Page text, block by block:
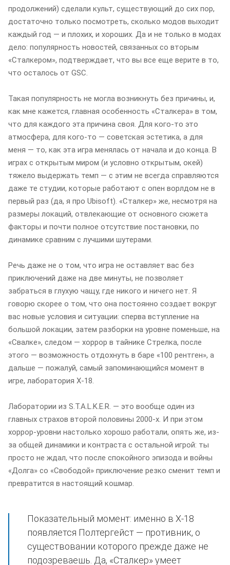
продолжений) сделали культ, существующий до сих пор,
достаточно только посмотреть, сколько модов выходит
каждый год — и плохих, и хороших. Да и не только в модах
дело: популярность новостей, связанных со вторым
«Сталкером», подтверждает, что вы все еще верите в то,
что осталось от GSC.
Такая популярность не могла возникнуть без причины, и,
как мне кажется, главная особенность «Сталкера» в том,
что для каждого эта причина своя. Для кого-то это
атмосфера, для кого-то — советская эстетика, а для
меня — то, как эта игра менялась от начала и до конца. В
играх с открытым миром (и условно открытым, окей)
тяжело выдержать темп — с этим не всегда справляются
даже те студии, которые работают с опен ворлдом не в
первый раз (да, я про Ubisoft). «Сталкер» же, несмотря на
размеры локаций, отвлекающие от основного сюжета
факторы и почти полное отсутствие постановки, по
динамике сравним с лучшими шутерами.
Речь даже не о том, что игра не оставляет вас без
приключений даже на две минуты, не позволяет
забраться в глухую чащу, где никого и ничего нет. Я
говорю скорее о том, что она постоянно создает вокруг
вас новые условия и ситуации: сперва вступление на
большой локации, затем разборки на уровне поменьше, на
«Свалке», следом — хоррор в тайнике Стрелка, после
этого — возможность отдохнуть в баре «100 рентген», а
дальше — пожалуй, самый запоминающийся момент в
игре, лаборатория X-18.
Лаборатории из S.T.A.L.K.E.R. — это вообще один из
главных страхов второй половины 2000-х. И при этом
хоррор-уровни настолько хорошо работали, опять же, из-
за общей динамики и контраста с остальной игрой: ты
просто не ждал, что после спокойного эпизода и войны
«Долга» со «Свободой» приключение резко сменит темп и
превратится в настоящий кошмар.
Показательный момент: именно в X-18
появляется Полтергейст — противник, о
существовании которого прежде даже не
подозреваешь. Да, «Сталкер» умеет